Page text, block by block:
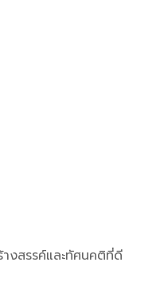
งสรรค์และทัศนคติที่ดี